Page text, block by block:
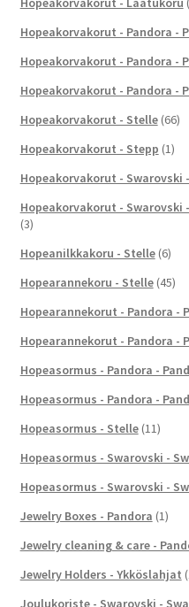
Hopeakorvakorut - Pandora -
Hopeakorvakorut - Pandora -
Hopeakorvakorut - Pandora -
Hopeakorvakorut - Stelle (66)
Hopeakorvakorut - Stepp (1)
Hopeakorvakorut - Swarovski
Hopeakorvakorut - Swarovski
(3)
Hopeanilkkakoru - Stelle (6)
Hopearannekoru - Stelle (45)
Hopearannekorut - Pandora -
Hopearannekorut - Pandora -
Hopeasormus - Pandora -
Hopeasormus - Pandora -
Hopeasormus - Stelle (11)
Hopeasormus - Swarovski -
Hopeasormus - Swarovski -
Jewelry Boxes - Pandora (1)
Jewelry cleaning & care -
Jewelry Holders - Ykköslahjat
Joulukoriste - Swarovski -